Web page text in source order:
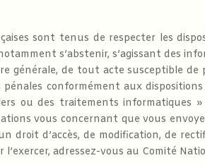
sont tenus de respecter les
s’abstenir, s’agissant des
générale, de tout acte susceptible
conformément aux
ou des traitements
vous concernant que vous
droit d’accès, de modification, de
adressez-vous au Comité